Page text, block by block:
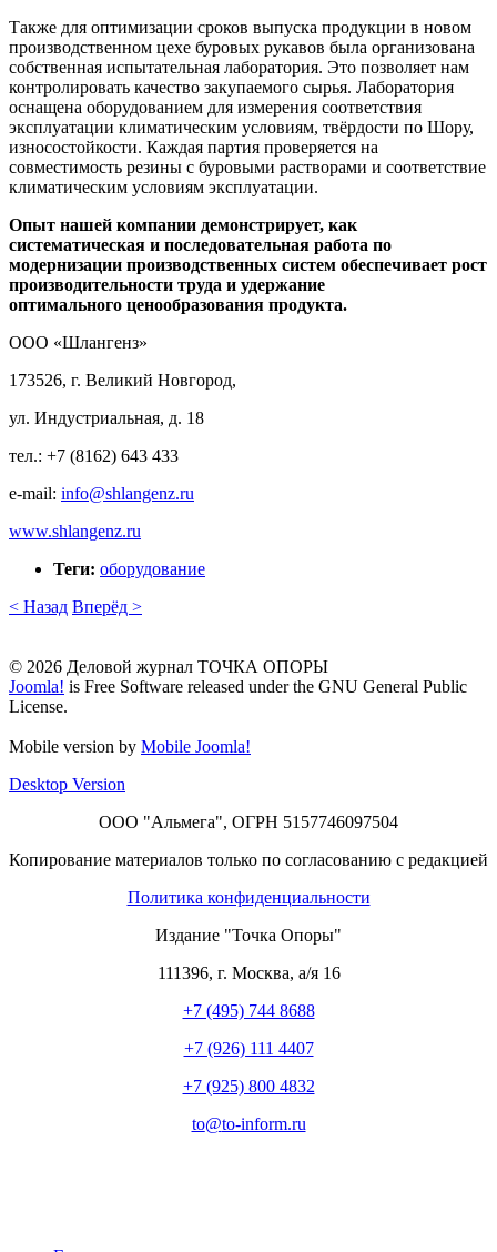
Также для оптимизации сроков выпуска продукции в новом
производственном цехе буровых рукавов была организована
собственная испытательная лаборатория. Это позволяет нам
контролировать качество закупаемого сырья. Лаборатория
оснащена оборудованием для измерения соответствия
эксплуатации климатическим условиям, твёрдости по Шору,
износостойкости. Каждая партия проверяется на
совместимость резины с буровыми растворами и соответствие
климатическим условиям эксплуатации.
Опыт нашей компании демонстрирует, как
систематическая и последовательная работа по
модернизации производственных систем обеспечивает рост
производительности труда и удержание
оптимального ценообразования продукта.
ООО «Шлангенз»
173526, г. Великий Новгород,
ул. Индустриальная, д. 18
тел.: +7 (8162) 643 433
e-mail: info​@​shlangenz.ru
www.shlangenz.ru
Теги: оборудование
< Назад Вперёд >
© 2026 Деловой журнал ТОЧКА ОПОРЫ
Joomla! is Free Software released under the GNU General Public
License.
Mobile version by Mobile Joomla!
Desktop Version
ООО "Альмега", ОГРН 5157746097504
Копирование материалов только по согласованию с редакцией
Политика конфиденциальности
Издание "Точка Опоры"
111396, г. Москва, а/я 16
+7 (495) 744 8688
+7 (926) 111 4407
+7 (925) 800 4832
to​@​to-inform.ru